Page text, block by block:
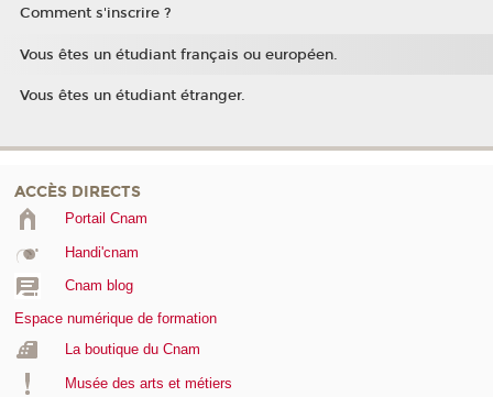
Comment s'inscrire ?
Vous êtes un étudiant français ou européen.
Vous êtes un étudiant étranger.
ACCÈS DIRECTS
Portail Cnam
Handi'cnam
Cnam blog
Espace numérique de formation
La boutique du Cnam
Musée des arts et métiers